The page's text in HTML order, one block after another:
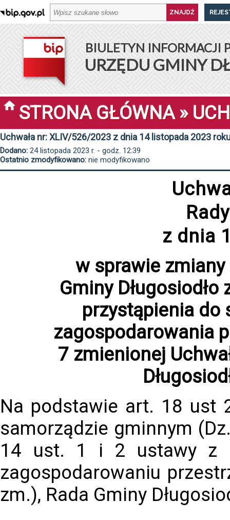
BIULETYN INFORMACJI
URZĘDU GMINY
STRONA GŁÓWNA»
Uchwała nr: XLIV/526/2023 z dnia 14 listopada 2023
Dodano: 24 listopada 2023 r. - godz. 12:39
Ostatnio zmodyfikowano: nie modyfikowano
z dnia
w sprawie zmiany
Gminy
przystąpienia do
zagospodarowania
7 zmienionej
Na podstawie art. 18 ust
samorządzie gminnym
14 ust. 1 i 2 ustawy z
zagospodarowaniu
zm.), Rada Gminy